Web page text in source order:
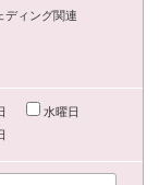
ディング関連
水曜日